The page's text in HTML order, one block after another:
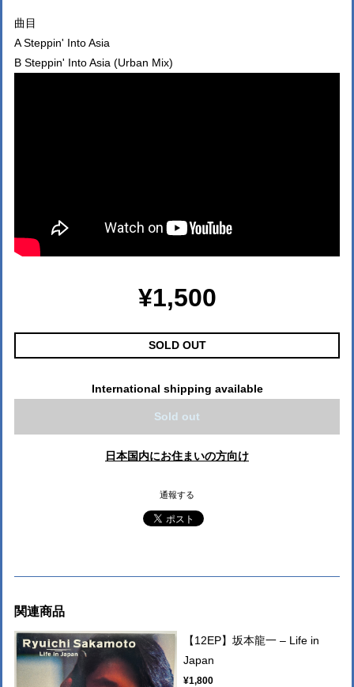
曲目
A Steppin' Into Asia
B Steppin' Into Asia (Urban Mix)
¥1,500
SOLD OUT
International shipping available
Sold out
日本国内にお住まいの方向け
通報する
関連商品
【12EP】坂本龍一 – Life in
Japan
¥1,800